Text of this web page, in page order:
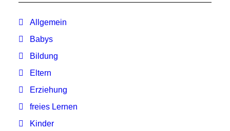
Allgemein
Babys
Bildung
Eltern
Erziehung
freies Lernen
Kinder